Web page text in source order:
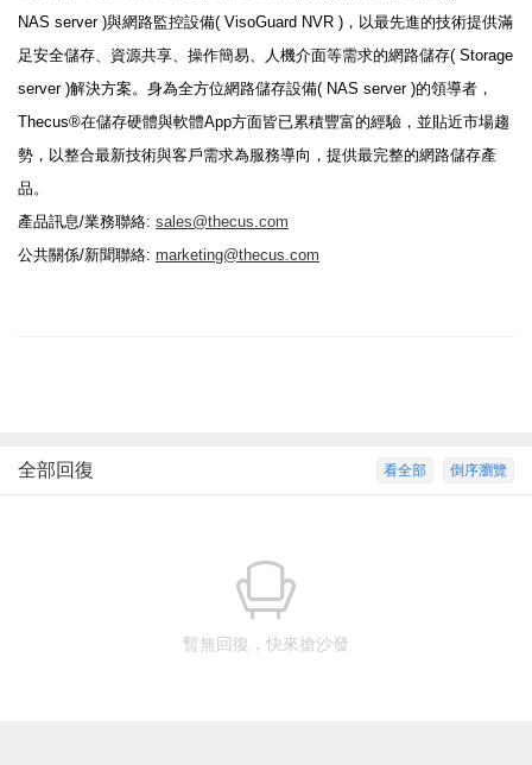
NAS server )與網路監控設備( VisoGuard NVR ) ，以最先進的技術提供滿
足安全儲存、資源共享、操作簡易、人機介面等需求的網路儲存( Storage
server )解決方案。身為全方位網路儲存設備( NAS server )的領導者，
Thecus®在儲存硬體與軟體App方面皆已累積豐富的經驗，並貼近市場趨
勢，以整合最新技術與客戶需求為服務導向，提供最完整的網路儲存產
品。
產品訊息/業務聯絡: sales@thecus.com
公共關係/新聞聯絡: marketing@thecus.com
倒序瀏覽
看全部
全部回復
暫無回復，快來搶沙發